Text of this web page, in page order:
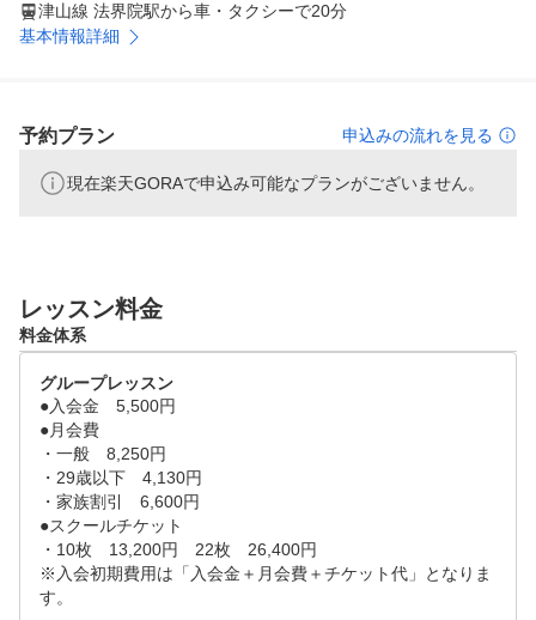
津山線 法界院駅から車・タクシーで20分
基本情報詳細
予約プラン 申込みの流れを見る
現在楽天GORAで申込み可能なプランがございません。
レッスン料金
料金体系
グループレッスン
●入会金　5,500円
●月会費
・一般　8,250円
・29歳以下　4,130円
・家族割引　6,600円
●スクールチケット
・10枚　13,200円　22枚　26,400円
※入会初期費用は「入会金＋月会費＋チケット代」となりま